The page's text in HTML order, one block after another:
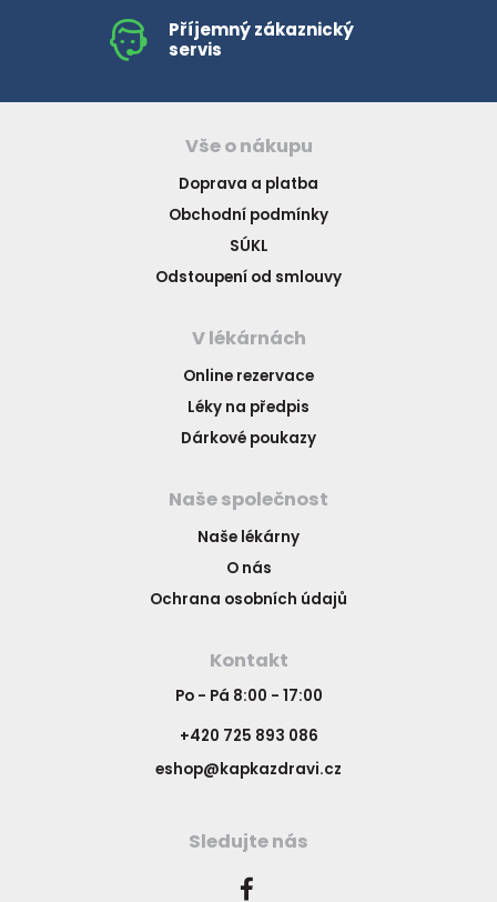
Příjemný zákaznický
servis
Vše o nákupu
Doprava a platba
Obchodní podmínky
SÚKL
Odstoupení od smlouvy
V lékárnách
Online rezervace
Léky na předpis
Dárkové poukazy
Naše společnost
Naše lékárny
O nás
Ochrana osobních údajů
Kontakt
Po - Pá 8:00 - 17:00
+420 725 893 086
eshop@kapkazdravi.cz
Sledujte nás